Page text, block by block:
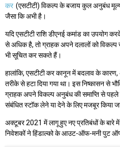
कर (एसटीटी) विकल्प के बजाय कुल अनुबंध मूल्य
जैसा कि अभी है।
यदि एसटीटी राशि डीएनई कमांड का उपयोग
से अधिक है, तो ग्राहक अपने दलालों को विकल्प
भी सूचित कर सकते हैं।
हालांकि, एसटीटी कर कानून में बदलाव के
तरीके से हटा दिया गया था। इस निष्कासन से
ग्राहक अपने विकल्प अनुबंध की समाप्ति से पहले
संबंधित स्टॉक लेने या देने के लिए मजबूर किया
अक्टूबर 2021 में लागू हुए नए प्रतिबंधों के
निवेशकों ने हिंडाल्को के आउट-ऑफ-मनी पुट